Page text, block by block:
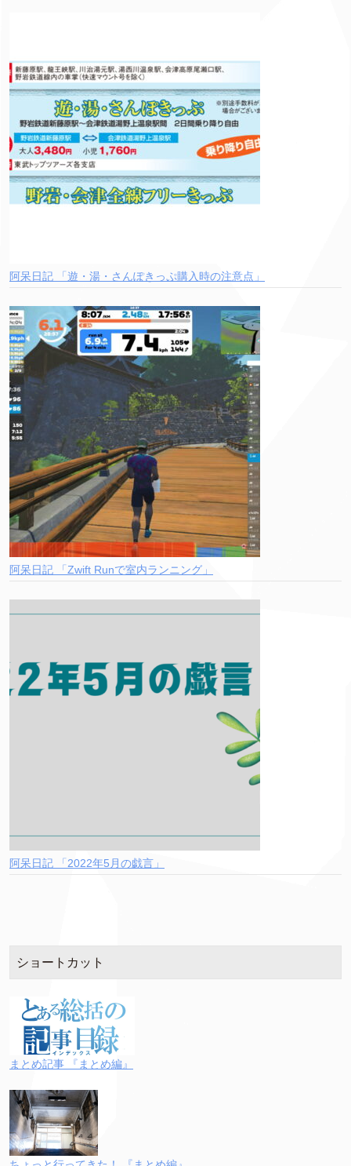
阿呆日記 「遊・湯・さんぽきっぷ購入時の注意点」
阿呆日記 「Zwift Runで室内ランニング」
阿呆日記 「2022年5月の戯言」
ショートカット
まとめ記事 『まとめ編』